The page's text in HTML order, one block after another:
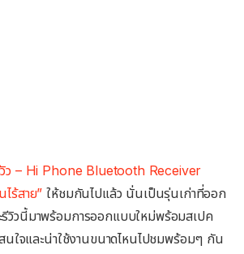
ว – Hi Phone Bluetooth Receiver
ไร้สาย” ให้ชมกันไปแล้ว นั่นเป็นรุ่นเก่าที่ออก
วิวนี้มาพร้อมการออกแบบใหม่พร้อมสเปค
ใจและน่าใช้งานขนาดไหนไปชมพร้อมๆ กัน